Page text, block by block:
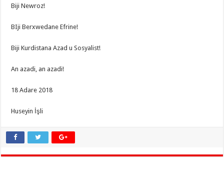
Biji Newroz!
BIji Berxwedane Efrine!
Biji Kurdistana Azad u Sosyalist!
An azadi, an azadi!
18 Adare 2018
Huseyin İşli